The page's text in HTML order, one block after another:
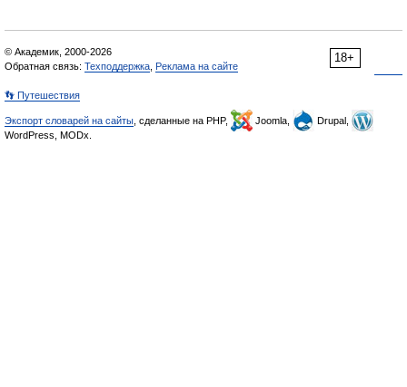
18+
© Академик, 2000-2026
Обратная связь: Техподдержка Реклама на сайте
👣 Путешествия
Экспорт словарей на сайты , сделанные на PHP, Joomla,
Drupal,
WordPress, MODx.